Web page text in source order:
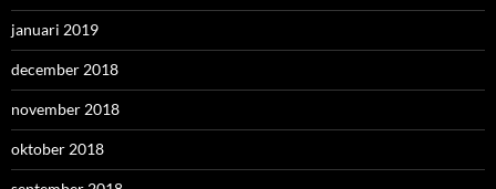
januari 2019
december 2018
november 2018
oktober 2018